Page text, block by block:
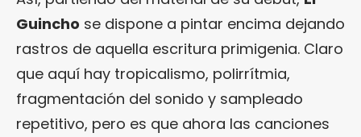
Guincho se dispone a pintar encima dejando
rastros de aquella escritura primigenia. Claro
que aquí hay tropicalismo, polirrítmia,
fragmentación del sonido y sampleado
repetitivo, pero es que ahora las canciones